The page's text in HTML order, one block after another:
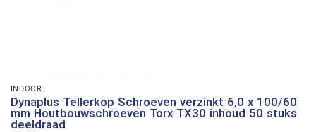
INDOOR
Dynaplus Tellerkop Schroeven verzinkt 6,0 x 100/60
mm Houtbouwschroeven Torx TX30 inhoud 50 stuks
deeldraad